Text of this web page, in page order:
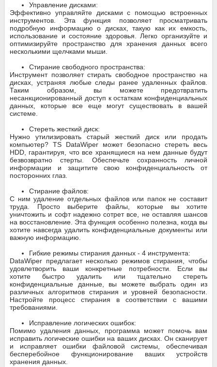
Управление дисками:
Эффективно управляйте дисками с помощью встроенных
инструментов. Эта функция позволяет просматривать
подробную информацию о дисках, такую как их емкость,
использование и состояние здоровья. Легко организуйте и
оптимизируйте пространство для хранения данных всего
несколькими щелчками мыши.
Стирание свободного пространства:
Инструмент позволяет стирать свободное пространство на
дисках, устраняя любые следы ранее удаленных файлов.
Таким образом, вы можете предотвратить
несанкционированный доступ к остаткам конфиденциальных
данных, которые все еще могут существовать в вашей
системе.
Стереть жесткий диск:
Нужно утилизировать старый жесткий диск или продать
компьютер? TS DataWiper может безопасно стереть весь
HDD, гарантируя, что все хранящиеся на нем данные будут
безвозвратно стерты. Обеспечьте сохранность личной
информации и защитите свою конфиденциальность от
посторонних глаз.
Стирание файлов:
С ним удаление отдельных файлов или папок не составит
труда. Просто выберите файлы, которые вы хотите
уничтожить и софт надежно сотрет все, не оставляя шансов
на восстановление. Эта функция особенно полезна, когда вы
хотите навсегда удалить конфиденциальные документы или
важную информацию.
Гибкие режимы стирания данных - 4 инструмента:
DataWiper предлагает несколько режимов стирания, чтобы
удовлетворить ваши конкретные потребности. Если вы
хотите быстро удалить или тщательно стереть
конфиденциальные данные, вы можете выбрать один из
различных алгоритмов стирания и уровней безопасности.
Настройте процесс стирания в соответствии с вашими
требованиями.
Исправление логических ошибок:
Помимо удаления данных, программа может помочь вам
исправить логические ошибки на ваших дисках. Он сканирует
и исправляет ошибки файловой системы, обеспечивая
бесперебойное функционирование ваших устройств
хранения данных.